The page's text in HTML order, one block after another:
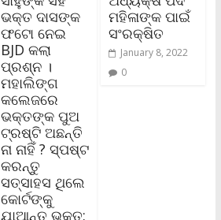
ଭକ୍ତ ଦାସଙ୍କ
ଫଟୋ ନେଇ
BJD କଲା
ପ୍ରଶ୍ନ ।
ମହାଲିଙ୍ଗ
କଲେଜରେ
ଭକ୍ତଙ୍କ ପୁଅ
ଟ୍ରଷ୍ଟି ଅଛନ୍ତି
ନା ନାହିଁ ? ସ୍ପଷ୍ଟ
କରନ୍ତୁ
ସତ୍‌ସାହସ ଥିଲେ
କୋର୍ଟଙ୍କୁ
ଯାଆନ୍ତୁ ଭକ୍ତ:
ମହିଳାଙ୍କ ପାଇଁ
ସଂରକ୍ଷିତ
January 8, 2022
0